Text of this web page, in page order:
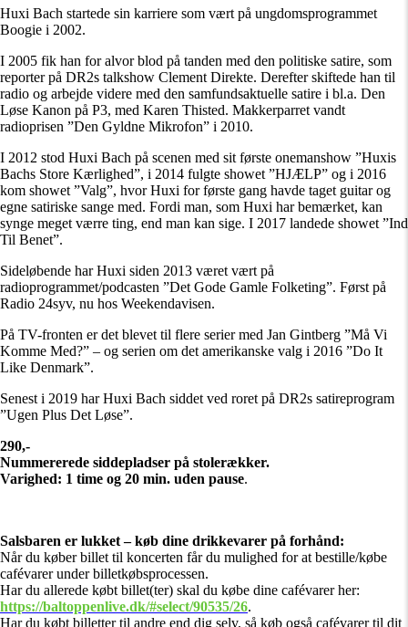
Huxi Bach startede sin karriere som vært på ungdomsprogrammet
Boogie i 2002.
I 2005 fik han for alvor blod på tanden med den politiske satire, som
reporter på DR2s talkshow Clement Direkte. Derefter skiftede han til
radio og arbejde videre med den samfundsaktuelle satire i bl.a. Den
Løse Kanon på P3, med Karen Thisted. Makkerparret vandt
radioprisen ”Den Gyldne Mikrofon” i 2010.
I 2012 stod Huxi Bach på scenen med sit første onemanshow ”Huxis
Bachs Store Kærlighed”, i 2014 fulgte showet ”HJÆLP” og i 2016
kom showet ”Valg”, hvor Huxi for første gang havde taget guitar og
egne satiriske sange med. Fordi man, som Huxi har bemærket, kan
synge meget værre ting, end man kan sige. I 2017 landede showet ”Ind
Til Benet”.
Sideløbende har Huxi siden 2013 været vært på
radioprogrammet/podcasten ”Det Gode Gamle Folketing”. Først på
Radio 24syv, nu hos Weekendavisen.
På TV-fronten er det blevet til flere serier med Jan Gintberg ”Må Vi
Komme Med?” – og serien om det amerikanske valg i 2016 ”Do It
Like Denmark”.
Senest i 2019 har Huxi Bach siddet ved roret på DR2s satireprogram
”Ugen Plus Det Løse”.
290,-
Nummererede siddepladser på stolerækker.
Varighed: 1 time og 20 min. uden pause.
Salsbaren er lukket – køb dine drikkevarer på forhånd:
Når du køber billet til koncerten får du mulighed for at bestille/købe
cafévarer under billetkøbsprocessen.
Har du allerede købt billet(ter) skal du købe dine cafévarer her:
https://baltoppenlive.dk/#select/90535/26.
Har du købt billetter til andre end dig selv, så køb også cafévarer til dit